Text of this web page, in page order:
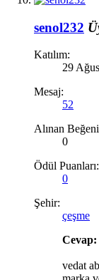
senol232
Katılım:
29
Mesaj:
52
Alınan
0
Ödül Puanları:
0
Şehir:
çeşme
Cevap:
vedat